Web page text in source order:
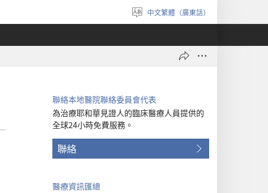
選
擇
言
中文繁體（廣東話）
聯絡本地醫院聯絡委員會代表
為治療耶和華見證人的臨床醫療人員提供的
全球24小時免費服務。
聯絡
醫療資訊匯總